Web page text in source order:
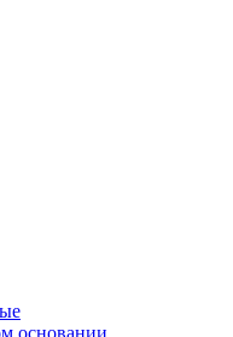
основании